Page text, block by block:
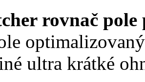
rovnač
ultra krátké